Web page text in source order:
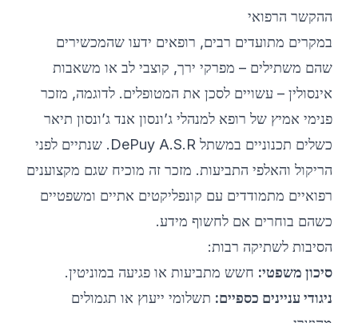
ההקשר הרפואי
במקרים מתועדים רבים, רופאים ידעו שהמכשירים
שהם משתילים – מפרקי ירך, קוצבי לב או משאבות
אינסולין – עשויים לסכן את המטופלים. לדוגמה, מזכר
פנימי אמיץ של רופא למנהלי ג’ונסון אנד ג’ונסון תיאר
כשלים תכנוניים במשתל DePuy A.S.R. שנתיים לפני
הריקול והאלפי התביעות. מזכר זה מוכיח שגם מקצוענים
רפואיים מתמודדים עם קונפליקטים אתיים ומשפטיים
כשהם בוחרים אם לחשוף מידע.
הסיבות לשתיקה רבות:
סיכון משפטי: חשש מתביעות או פגיעה במוניטין.
ניגודי עניינים כספיים: תשלומי ייעוץ או תגמולים